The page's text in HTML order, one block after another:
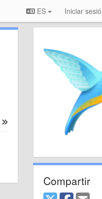
ES Iniciar
Compartir